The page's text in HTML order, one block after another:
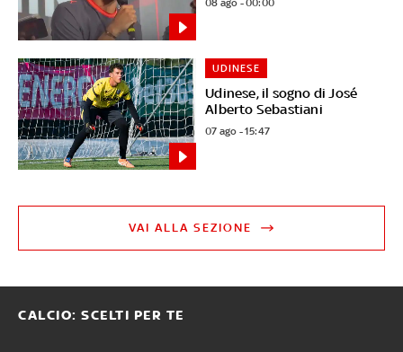
Udinese, il sogno di José
Alberto Sebastiani
UDINESE
07 ago - 15:47
VAI ALLA SEZIONE
CALCIO: SCELTI PER TE